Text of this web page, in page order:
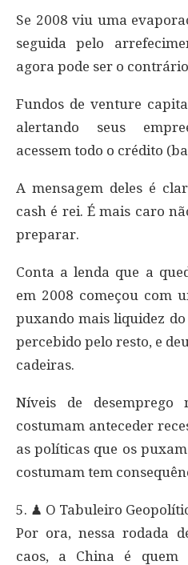
Se 2008 viu uma
seguida pelo
agora pode ser o
Fundos de venture
alertando seus
acessem todo o crédito
A mensagem deles é
cash é rei. É mais caro
preparar.
Conta a lenda que a
em 2008 começou com
puxando mais liquidez
percebido pelo resto, e
cadeiras.
Níveis de desemprego
costumam anteceder
as políticas que os
costumam tem
5. ♟ O Tabuleiro
Por ora, nessa rodada
caos, a China é quem